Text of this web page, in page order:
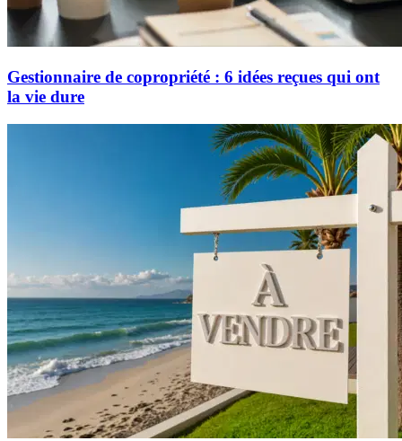
Gestionnaire de copropriété : 6 idées reçues qui ont
la vie dure